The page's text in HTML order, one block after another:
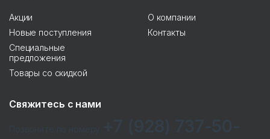
Акции
Новые поступления
Специальные
предложения
Товары со скидкой
О компании
Контакты
Свяжитесь с нами